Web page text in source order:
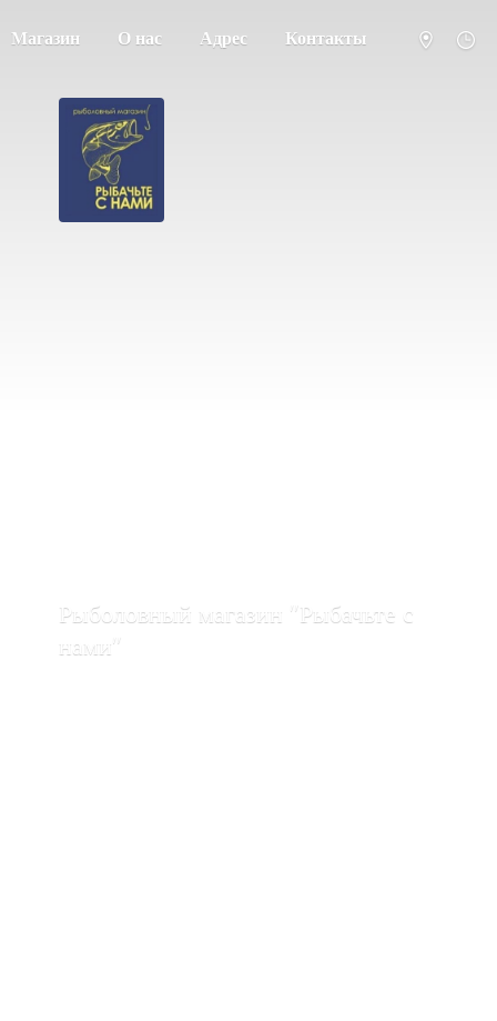
Магазин О нас Адрес Контакты
Рыболовный магазин "Рыбачьте с
нами"